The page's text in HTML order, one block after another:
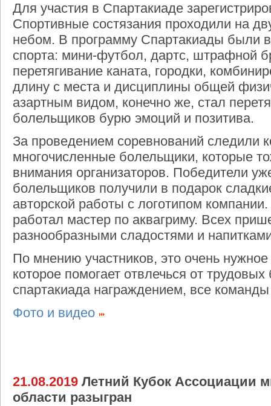
Для участия в Спартакиаде
Спортивные состязания проходили на
небом. В программу Спартакиады были
спорта: мини-футбол, дартс, штрафной
перетягивание каната, городки,
длину с места и дисциплины общей
азартным видом, конечно же, стал
болельщиков бурю эмоций и позитива.
За проведением соревнований следили
многочисленные болельщики, которые
внимания организаторов. Победители
болельщиков получили в подарок
авторской работы с логотипом
работал мастер по аквагриму. Всех
разнообразными сладостями и
По мнению участников, это очень
которое помогает отвлечься от
спартакиада награждением, все
Фото и видео
21.08.2019 Летний Кубок Ассоциации
области разыгран